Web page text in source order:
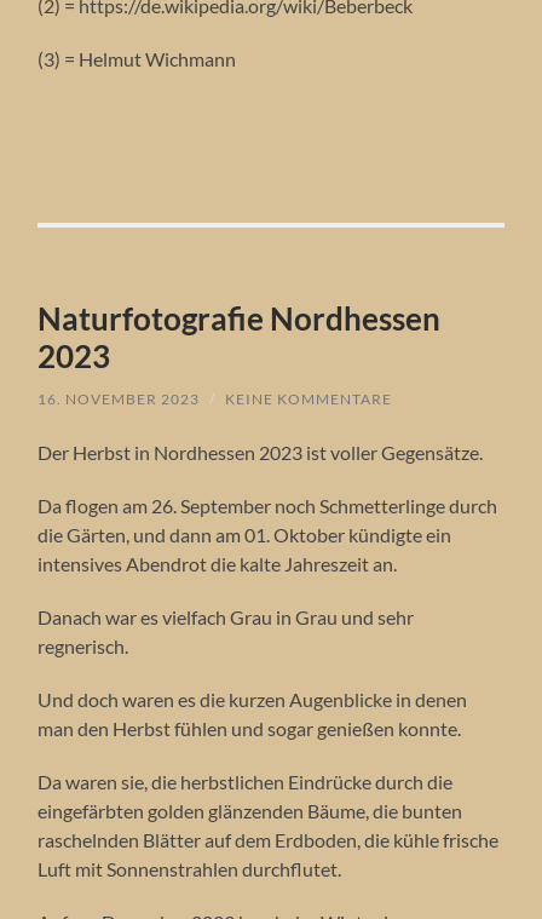
(2) = https://de.wikipedia.org/wiki/Beberbeck
(3) = Helmut Wichmann
Naturfotografie Nordhessen
2023
16. NOVEMBER 2023 / KEINE KOMMENTARE
Der Herbst in Nordhessen 2023 ist voller Gegensätze.
Da flogen am 26. September noch Schmetterlinge durch
die Gärten, und dann am 01. Oktober kündigte ein
intensives Abendrot die kalte Jahreszeit an.
Danach war es vielfach Grau in Grau und sehr
regnerisch.
Und doch waren es die kurzen Augenblicke in denen
man den Herbst fühlen und sogar genießen konnte.
Da waren sie, die herbstlichen Eindrücke durch die
eingefärbten golden glänzenden Bäume, die bunten
raschelnden Blätter auf dem Erdboden, die kühle frische
Luft mit Sonnenstrahlen durchflutet.